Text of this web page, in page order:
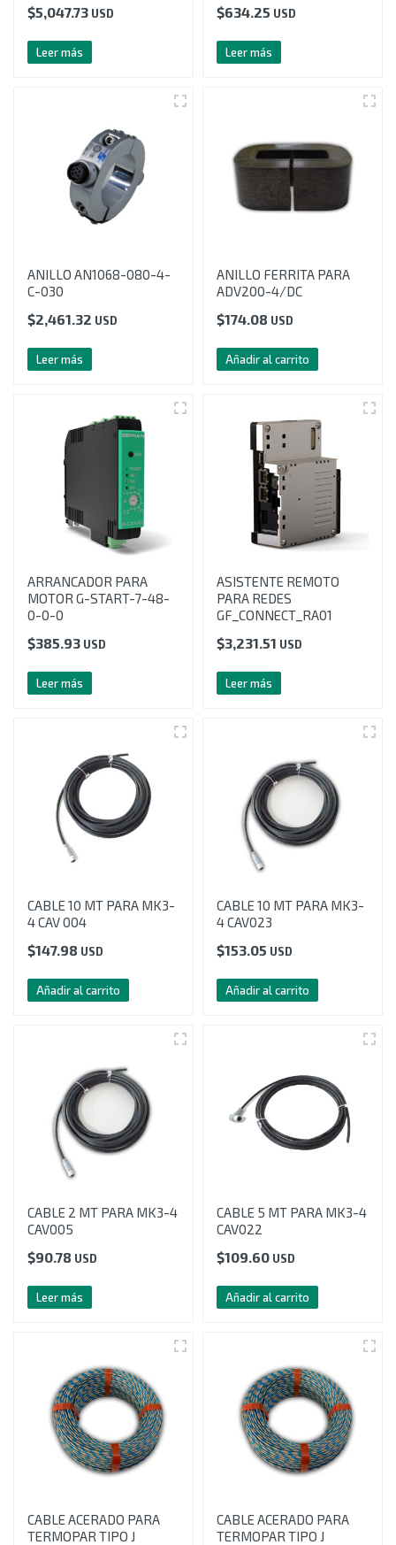
$5,047.73 USD
Leer más
$634.25 USD
Leer más
ANILLO AN1068-080-4-
C-030
$2,461.32 USD
Leer más
ANILLO FERRITA PARA
ADV200-4/DC
$174.08 USD
Añadir al carrito
ARRANCADOR PARA
MOTOR G-START-7-48-
0-0-0
$385.93 USD
Leer más
ASISTENTE REMOTO
PARA REDES
GF_CONNECT_RA01
$3,231.51 USD
Leer más
CABLE 10 MT PARA MK3-
4 CAV 004
$147.98 USD
Añadir al carrito
CABLE 10 MT PARA MK3-
4 CAV023
$153.05 USD
Añadir al carrito
CABLE 2 MT PARA MK3-4
CAV005
$90.78 USD
Leer más
CABLE 5 MT PARA MK3-4
CAV022
$109.60 USD
Añadir al carrito
CABLE ACERADO PARA
TERMOPAR TIPO J
CABLE ACERADO PARA
TERMOPAR TIPO J